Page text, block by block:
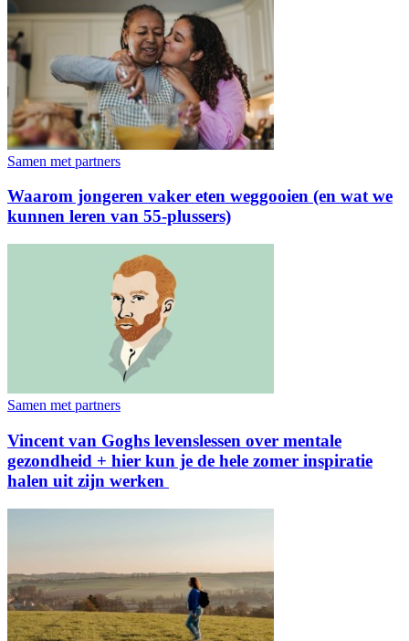
Samen met partners
Waarom jongeren vaker eten weggooien (en wat we
kunnen leren van 55-plussers)
Samen met partners
Vincent van Goghs levenslessen over mentale
gezondheid + hier kun je de hele zomer inspiratie
halen uit zijn werken